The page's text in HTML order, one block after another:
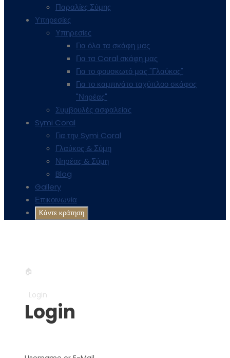
Παραλίες Σύμης
Υπηρεσίες
Υπηρεσίες
Για όλα τα σκάφη μας
Για τα Coral σκάφη μας
Για το φουσκωτό μας "Γλαύκος"
Για το καμπινάτο ταχύπλοο σκάφος
"Νηρέας"
Συμβουλές ασφαλείας
Symi Coral
Για την Symi Coral
Γλαύκος & Σύμη
Νηρέας & Σύμη
Blog
Gallery
Επικοινωνία
🏠
Login
Login